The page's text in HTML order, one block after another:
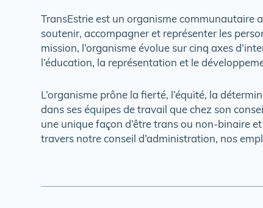
TransEstrie est un organisme communautaire
soutenir, accompagner et représenter les
mission, l’organisme évolue sur cinq axes
l’éducation, la représentation et le
L’organisme prône la fierté, l’équité, la
dans ses équipes de travail que chez son
une unique façon d’être trans ou non-binaire
travers notre conseil d’administration, nos